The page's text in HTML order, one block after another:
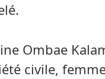
Ombae
civile,